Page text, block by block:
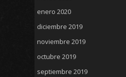
enero 2020
diciembre 2019
noviembre 2019
octubre 2019
septiembre 2019